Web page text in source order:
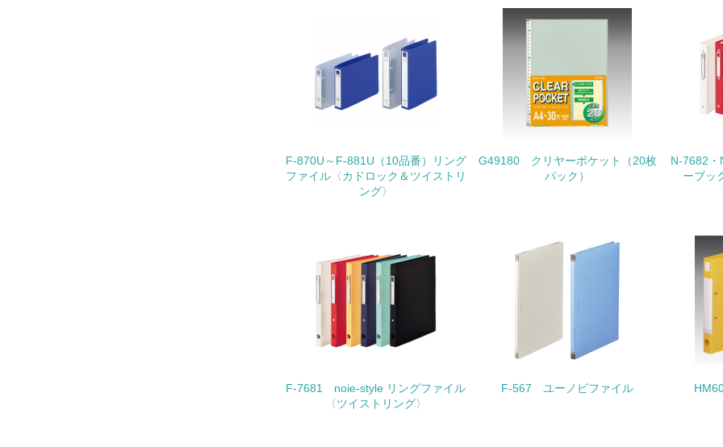
21.
<L1> 「生物多様性保全」に関する取り組み（例：森林保全活
購入、原材料のトレーサビリティの確認等）を行っている
22. <L1> 周辺地域の環境保全活動を行い、自治体や地域団体の活動
No.
24.
<L1> 「情報セキュリティ」に関する方針、規定等を持っている
4.環境面・社会面の情報公開他
F-870U～F-881U（10品番）リング
ファイル〈カドロック＆ツイストリ
ング〉
G49180 クリヤーポケット（20枚
パック）
N-7682
ーブッ
F-7681 noie-style リングファイル
〈ツイストリング〉
F-567 ユーノビファイル